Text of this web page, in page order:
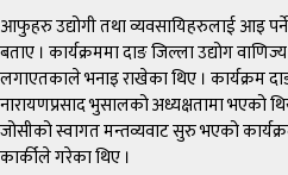
आफुहरु उद्योगी तथा व्यवसायिहरुलाई आइ
बताए । कार्यक्रममा दाङ जिल्ला उद्योग
लगाएतकाले भनाइ राखेका थिए । कार्यक्रम
नारायणप्रसाद भुसालको अध्यक्षतामा भएको
जोसीको स्वागत मन्तव्यवाट सुरु भएको
कार्कीले गरेका थिए ।